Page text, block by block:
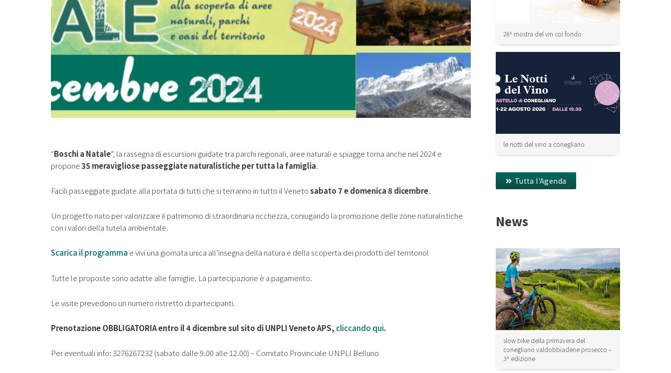
“Boschi a Natale”, la rassegna di escursioni guidate tra parchi regionali, aree naturali e spiagge torna anche nel 2024 e
propone35 meravigliose passeggiate naturalistiche per tutta la famiglia.
Facili passeggiate guidate alla portata di tutti che si terranno in tutto il Venetosabato 7 e domenica 8 dicembre.
Un progetto nato per valorizzare il patrimonio di straordinaria ricchezza, coniugando la promozione delle zone naturalistiche
con i valori della tutela ambientale.
Scarica il programma e vivi una giornata unica all’insegna della natura e della scoperta dei prodotti del territorio!
Tutte le proposte sono adatte alle famiglie. La partecipazione è a pagamento.
Le visite prevedono un numero ristretto di partecipanti.
Prenotazione OBBLIGATORIA entro il 4 dicembre sul sito di UNPLI Veneto APS, cliccando qui.
Per eventuali info: 3276267232 (sabato dalle 9.00 alle 12.00) – Comitato Provinciale UNPLI Belluno
28^ mostra del vin col fondo
le notti del vino a conegliano
Tutta l'Agenda
News
slow bike della primavera del
conegliano valdobbiadene prosecco –
3^ edizione